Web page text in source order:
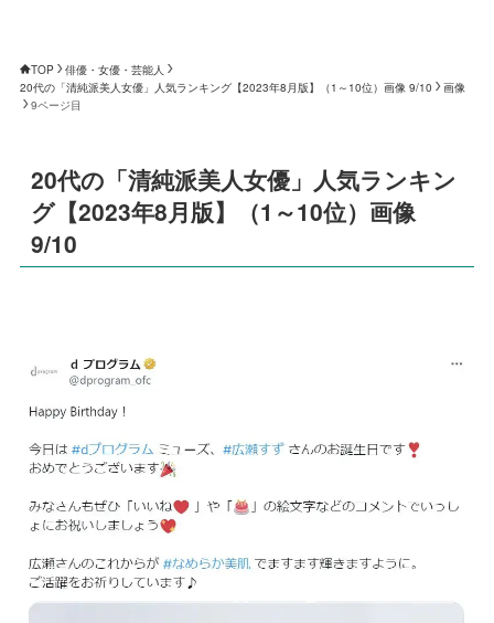
TOP
俳優・女優・芸能人
20代の「清純派美人女優」人気ランキング【2023年8月版】（1～10位）画像 9/10
画像
9ページ目
20代の「清純派美人女優」人気ランキン
グ【2023年8月版】（1～10位）画像
9/10